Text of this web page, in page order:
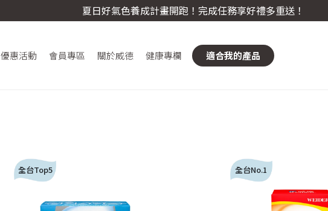
夏日好氣色養成計畫開跑！完成任務享好禮多重送！
優惠活動 會員專區 關於威德 健康專欄 適合我的產品
全台Top5 全台No.1